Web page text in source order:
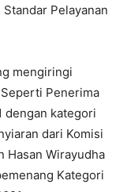
Pelayanan
mengiringi
Penerima
dengan kategori
dari Komisi
Hasan Wirayudha
Kategori